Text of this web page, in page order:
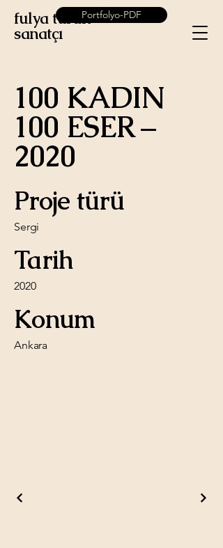
fulya turan-
sanatçı
Portfolyo-PDF
100 KADIN
100 ESER –
2020
Proje türü
Sergi
Tarih
2020
Konum
Ankara